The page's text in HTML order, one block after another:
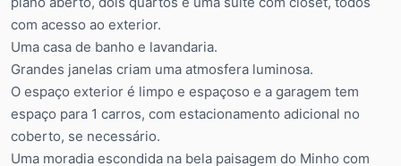
com acesso ao exterior.
Uma casa de banho e lavandaria.
Grandes janelas criam uma atmosfera luminosa.
O espaço exterior é limpo e espaçoso e a garagem tem
espaço para 1 carros, com estacionamento adicional no
coberto, se necessário.
Uma moradia escondida na bela paisagem do Minho com